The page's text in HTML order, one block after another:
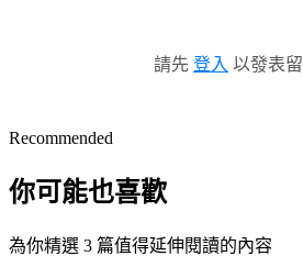
請先 登入 以發表留
Recommended
你可能也喜歡
為你精選 3 篇值得延伸閱讀的內容